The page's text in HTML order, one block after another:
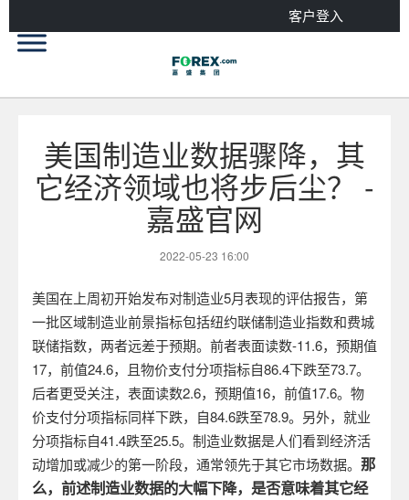
客户登入
美国制造业数据骤降，其
它经济领域也将步后尘？ -
嘉盛官网
2022-05-23 16:00
美国在上周初开始发布对制造业5月表现的评估报告，第
一批区域制造业前景指标包括纽约联储制造业指数和费城
联储指数，两者远差于预期。前者表面读数-11.6，预期值
17，前值24.6，且物价支付分项指标自86.4下跌至73.7。
后者更受关注，表面读数2.6，预期值16，前值17.6。物
价支付分项指标同样下跌，自84.6跌至78.9。另外，就业
分项指标自41.4跌至25.5。制造业数据是人们看到经济活
动增加或减少的第一阶段，通常领先于其它市场数据。 那
么，前述制造业数据的大幅下降，是否意味着其它经